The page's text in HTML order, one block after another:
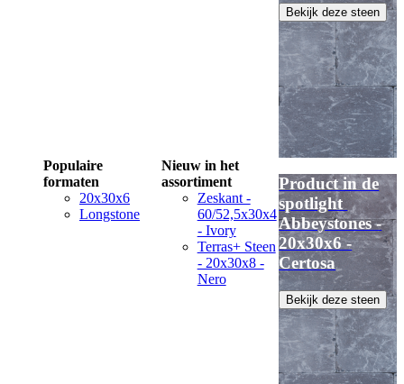
Bekijk deze steen
Populaire
formaten
20x30x6
Longstone
Nieuw in het
assortiment
Zeskant -
60/52,5x30x4
- Ivory
Terras+ Steen
- 20x30x8 -
Nero
Product in de
spotlight
Abbeystones -
20x30x6 -
Certosa
Bekijk deze steen